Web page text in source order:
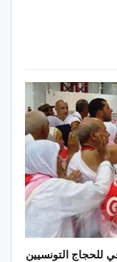
للحجاج التونسيين